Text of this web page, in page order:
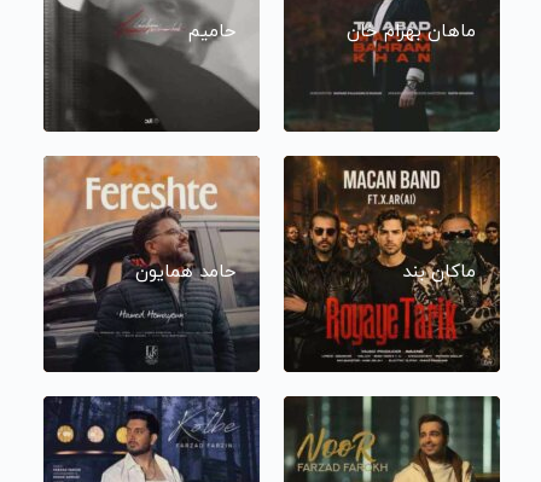
ماهان بهرام خان حامیم
ماکان بند حامد همایون